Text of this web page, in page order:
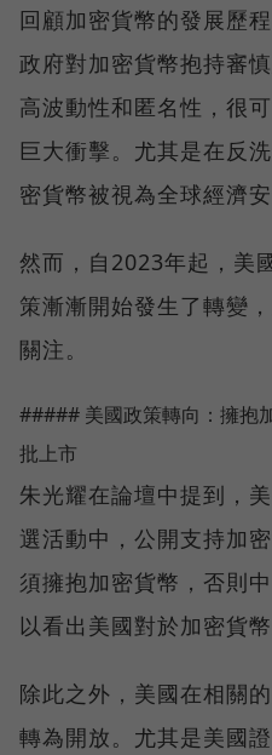
回顧加密貨幣的發展歷
政府對加密貨幣抱持審
高波動性和匿名性，很
巨大衝擊。尤其是在反
密貨幣被視為全球經濟
然而，自2023年起，美
策漸漸開始發生了轉變
關注。
##### 美國政策轉向：擁抱
批上市
朱光耀在論壇中提到，
選活動中，公開支持加
須擁抱加密貨幣，否則
以看出美國對於加密貨
除此之外，美國在相關
轉為開放。尤其是美國